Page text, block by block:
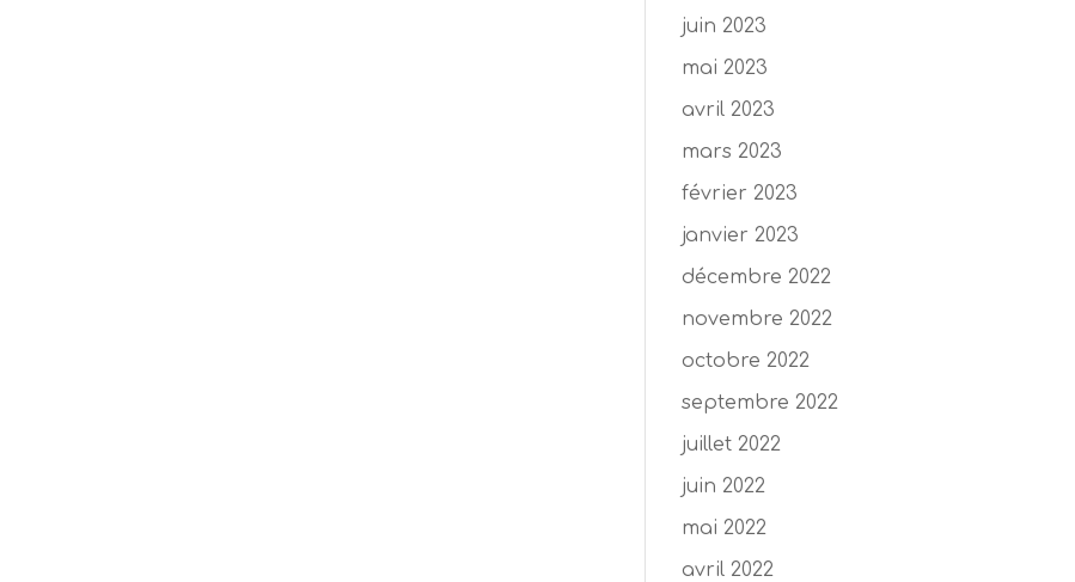
juin 2023
mai 2023
avril 2023
mars 2023
février 2023
janvier 2023
décembre 2022
novembre 2022
octobre 2022
septembre 2022
juillet 2022
juin 2022
mai 2022
avril 2022